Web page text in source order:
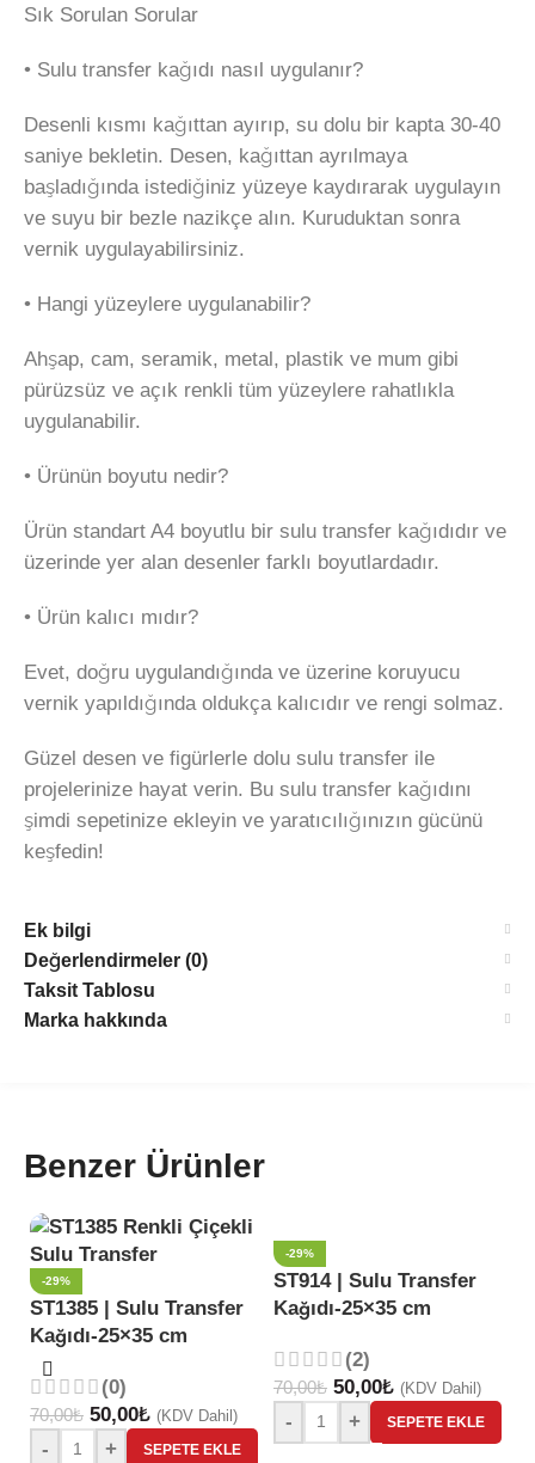
Sık Sorulan Sorular
• Sulu transfer kağıdı nasıl uygulanır?
Desenli kısmı kağıttan ayırıp, su dolu bir kapta 30-40
saniye bekletin. Desen, kağıttan ayrılmaya
başladığında istediğiniz yüzeye kaydırarak uygulayın
ve suyu bir bezle nazikçe alın. Kuruduktan sonra
vernik uygulayabilirsiniz.
• Hangi yüzeylere uygulanabilir?
Ahşap, cam, seramik, metal, plastik ve mum gibi
pürüzsüz ve açık renkli tüm yüzeylere rahatlıkla
uygulanabilir.
• Ürünün boyutu nedir?
Ürün standart A4 boyutlu bir sulu transfer kağıdıdır ve
üzerinde yer alan desenler farklı boyutlardadır.
• Ürün kalıcı mıdır?
Evet, doğru uygulandığında ve üzerine koruyucu
vernik yapıldığında oldukça kalıcıdır ve rengi solmaz.
Güzel desen ve figürlerle dolu sulu transfer ile
projelerinize hayat verin. Bu sulu transfer kağıdını
şimdi sepetinize ekleyin ve yaratıcılığınızın gücünü
keşfedin!
Ek bilgi
Değerlendirmeler (0)
Taksit Tablosu
Marka hakkında
Benzer Ürünler
-29%
ST1385 | Sulu Transfer
Kağıdı-25×35 cm
(0)
70,00₺ 50,00₺ (KDV Dahil)
- + SEPETE EKLE
-29%
ST914 | Sulu Transfer
Kağıdı-25×35 cm
(2)
70,00₺ 50,00₺ (KDV Dahil)
- + SEPETE EKLE